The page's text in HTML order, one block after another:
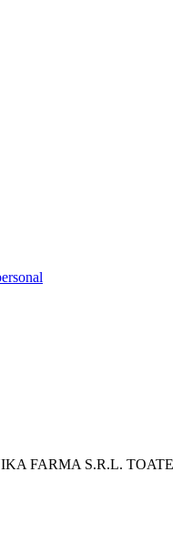
FARMA S.R.L. TOATE